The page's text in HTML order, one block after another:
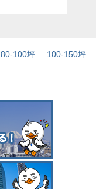
80-100坪 100-150坪